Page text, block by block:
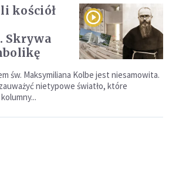
kościół
Skrywa
św. Maksymiliana Kolbe jest niesamowita.
nietypowe światło, które